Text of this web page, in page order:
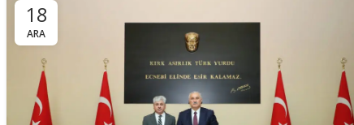
18
ARA